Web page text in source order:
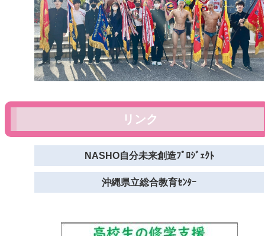
リンク
NASHO自分未来創造ﾌﾟﾛｼﾞｪｸﾄ
沖縄県立総合教育ｾﾝﾀｰ